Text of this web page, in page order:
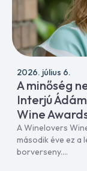
2026. július 6.
A minőség
Interjú
Wine
A Winelovers
második éve ez a
borverseny....